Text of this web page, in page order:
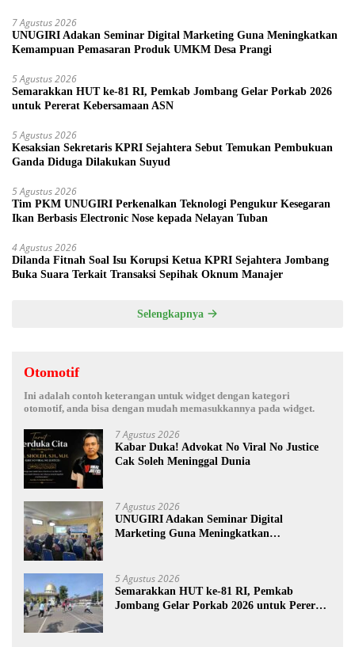
7 Agustus 2026
UNUGIRI Adakan Seminar Digital Marketing Guna Meningkatkan
Kemampuan Pemasaran Produk UMKM Desa Prangi
5 Agustus 2026
Semarakkan HUT ke-81 RI, Pemkab Jombang Gelar Porkab 2026
untuk Pererat Kebersamaan ASN
5 Agustus 2026
Kesaksian Sekretaris KPRI Sejahtera Sebut Temukan Pembukuan
Ganda Diduga Dilakukan Suyud
5 Agustus 2026
Tim PKM UNUGIRI Perkenalkan Teknologi Pengukur Kesegaran
Ikan Berbasis Electronic Nose kepada Nelayan Tuban
4 Agustus 2026
Dilanda Fitnah Soal Isu Korupsi Ketua KPRI Sejahtera Jombang
Buka Suara Terkait Transaksi Sepihak Oknum Manajer
Selengkapnya
Otomotif
Ini adalah contoh keterangan untuk widget dengan kategori
otomotif, anda bisa dengan mudah memasukkannya pada widget.
7 Agustus 2026
Kabar Duka! Advokat No Viral No Justice
Cak Soleh Meninggal Dunia
7 Agustus 2026
UNUGIRI Adakan Seminar Digital
Marketing Guna Meningkatkan
5 Agustus 2026
Semarakkan HUT ke-81 RI, Pemkab
Jombang Gelar Porkab 2026 untuk Pererat